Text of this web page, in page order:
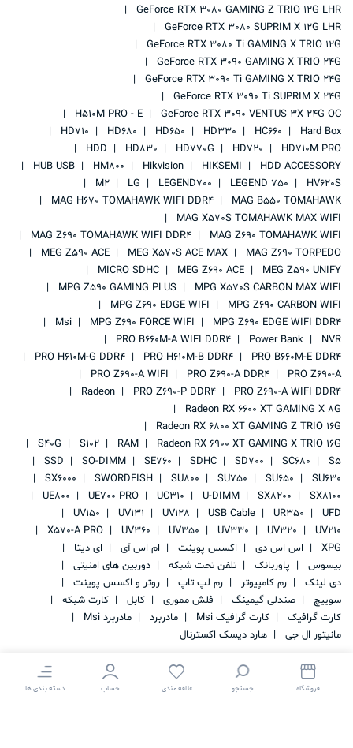
GeForce RTX 3080 GAMING Z TRIO 12G LHR
GeForce RTX 3080 SUPRIM X 12G LHR
GeForce RTX 3080 Ti GAMING X TRIO 12G
GeForce RTX 3090 GAMING X TRIO 24G
GeForce RTX 3090 Ti GAMING X TRIO 24G
GeForce RTX 3090 Ti SUPRIM X 24G
GeForce RTX 3090 VENTUS 3X 24G OC
H510M PRO - E
Hard Box
HC660
HD330
HD650
HD680
HD710
HD710M PRO
HD720
HD770G
HD830
HDD
HDD ACCESSORY
HIKSEMI
Hikvision
HM800
HUB USB
HV620S
LEGEND 750
LEGEND700
LG
M2
MAG B550 TOMAHAWK
MAG H670 TOMAHAWK WIFI DDR4
MAG X570S TOMAHAWK MAX WIFI
MAG Z690 TOMAHAWK WIFI
MAG Z690 TOMAHAWK WIFI DDR4
MAG Z690 TORPEDO
MEG X570S ACE MAX
MEG Z590 ACE
MEG Z590 UNIFY
MEG Z690 ACE
MICRO SDHC
MPG X570S CARBON MAX WIFI
MPG Z590 GAMING PLUS
MPG Z690 CARBON WIFI
MPG Z690 EDGE WIFI
MPG Z690 EDGE WIFI DDR4
MPG Z690 FORCE WIFI
Msi
NVR
Power Bank
PRO B660M-A WIFI DDR4
PRO B660M-E DDR4
PRO H610M-B DDR4
PRO H610M-G DDR4
PRO Z690-A
PRO Z690-A DDR4
PRO Z690-A WIFI
PRO Z690-A WIFI DDR4
PRO Z690-P DDR4
Radeon
Radeon RX 6600 XT GAMING X 8G
Radeon RX 6800 XT GAMING Z TRIO 16G
Radeon RX 6900 XT GAMING X TRIO 16G
RAM
S102
S40G
S5
SC680
SD700
SDHC
SE760
SO-DIMM
SSD
SU630
SU650
SU750
SU800
SWORDFISH
SX6000
SX8100
SX8200
U-DIMM
UC310
UE700 PRO
UE800
UFD
UR350
USB Cable
UV128
UV131
UV150
UV210
UV320
UV330
UV350
UV360
X570-A PRO
XPG
اس اس دی اکسس پوینت ام اس آی
ای دیتا
بیسوس
پاوربانک تلفن تحت شبکه
دوربین های امنیتی
دی لینک
رم کامپیوتر رم لپ تاپ
روتر و اکسس پوینت
سوییچ
صندلی گیمینگ فلش مموری کابل
کارت شبکه
کارت گرافیک
کارت گرافیک Msi مادربرد
مادربرد Msi
مانیتور ال جی
هارد دیسک اکسترنال
فروشگاه جستجو علاقه مندی حساب دسته بندی ها